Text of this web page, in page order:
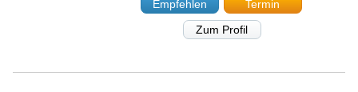
Empfehlen
Termin
Zum Profil